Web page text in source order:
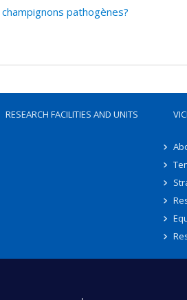
pathogènes?
RESEARCH FACILITIES AND UNITS